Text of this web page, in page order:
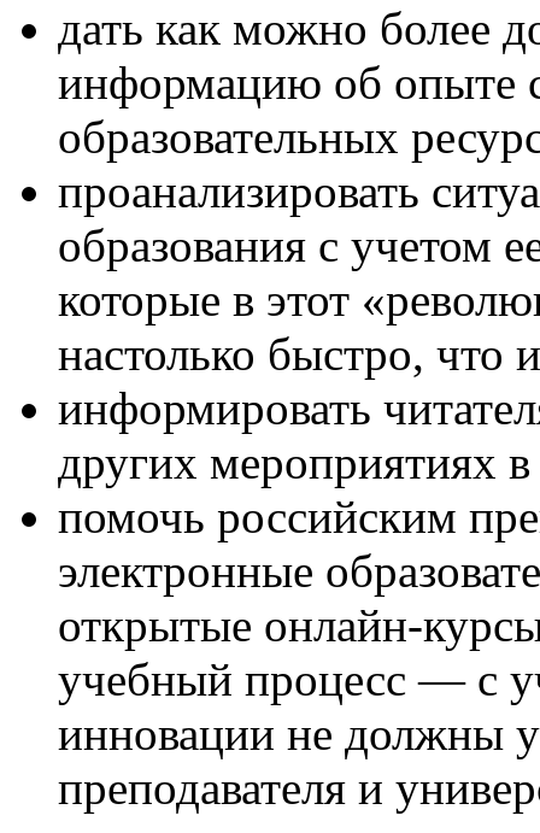
дать как можно более
информацию об опыте
образовательных
проанализировать
образования с учетом
которые в этот
настолько быстро, что
информировать
других мероприятиях
помочь российским
электронные
открытые онлайн-
учебный процесс — с
инновации не должны
преподавателя и